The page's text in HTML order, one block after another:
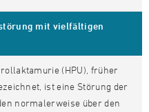
mit vielfältigen
(HPU), früher
ist eine Störung der
normalerweise über den